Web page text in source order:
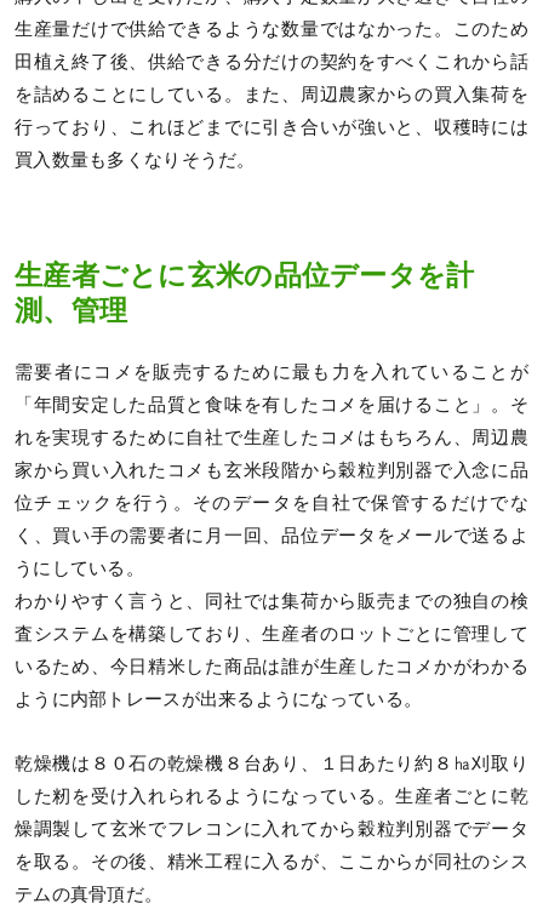
生産量だけで供給できるような数量ではなかった。このため
田植え終了後、供給できる分だけの契約をすべくこれから話
を詰めることにしている。また、周辺農家からの買入集荷を
行っており、これほどまでに引き合いが強いと、収穫時には
買入数量も多くなりそうだ。
生産者ごとに玄米の品位データを計
測、管理
需要者にコメを販売するために最も力を入れていることが
「年間安定した品質と食味を有したコメを届けること」。そ
れを実現するために自社で生産したコメはもちろん、周辺農
家から買い入れたコメも玄米段階から穀粒判別器で入念に品
位チェックを行う。そのデータを自社で保管するだけでな
く、買い手の需要者に月一回、品位データをメールで送るよ
うにしている。
わかりやすく言うと、同社では集荷から販売までの独自の検
査システムを構築しており、生産者のロットごとに管理して
いるため、今日精米した商品は誰が生産したコメかがわかる
ように内部トレースが出来るようになっている。
乾燥機は８０石の乾燥機８台あり、１日あたり約８㏊刈取り
した籾を受け入れられるようになっている。生産者ごとに乾
燥調製して玄米でフレコンに入れてから穀粒判別器でデータ
を取る。その後、精米工程に入るが、ここからが同社のシス
テムの真骨頂だ。